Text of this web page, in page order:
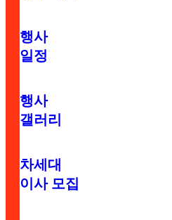
행사
일정
행사
갤러리
차세대
이사 모집